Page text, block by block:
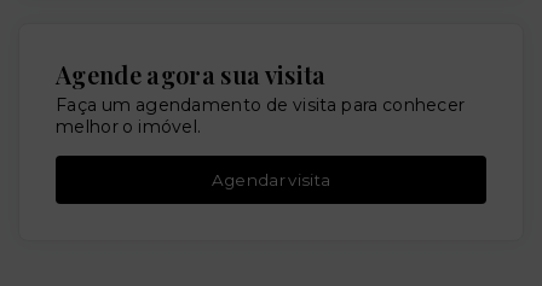
Agende agora sua visita
Faça um agendamento de visita para conhecer
melhor o imóvel.
Agendar visita